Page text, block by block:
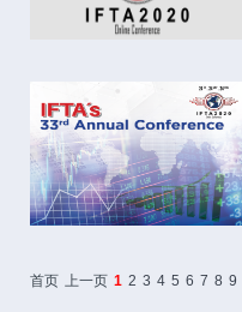
首页 上一页 1 2 3 4 5 6 7 8 9